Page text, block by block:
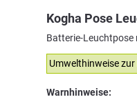
Kogha Pose
Batterie-
Umwelthinweise
Warnhinweise: